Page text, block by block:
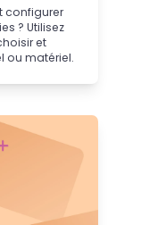
configurer
? Utilisez
et
ou matériel.